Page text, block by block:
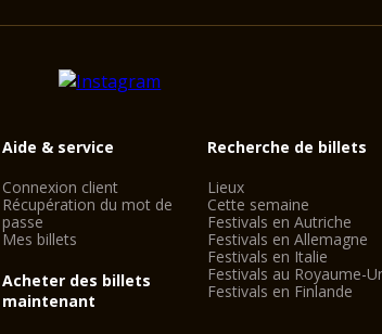
Aide & service
Connexion client
Récupération du mot de
passe
Mes billets
Acheter des billets
maintenant
Recherche de billets
Lieux
Cette semaine
Festivals en Autriche
Festivals en Allemagne
Festivals en Italie
Festivals au Royaume-
Festivals en Finlande